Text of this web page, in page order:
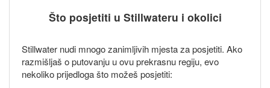
Što posjetiti u Stillwateru i okolici
Stillwater nudi mnogo zanimljivih mjesta za posjetiti. Ako
razmišljaš o putovanju u ovu prekrasnu regiju, evo
nekoliko prijedloga što možeš posjetiti: